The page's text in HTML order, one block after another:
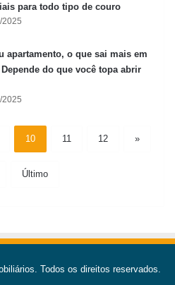
para todo tipo de couro
2025
apartamento, o que sai mais em
do que você topa abrir
2025
10 11 12 »
Último
Todos os direitos reservados.